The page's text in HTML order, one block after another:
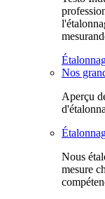
Nos
Aperçu
Nous
mesure